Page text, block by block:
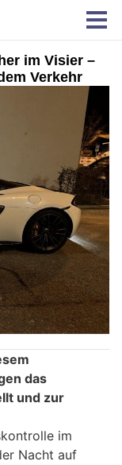
im Visier –
Verkehr
das
und zur
im
Nacht auf